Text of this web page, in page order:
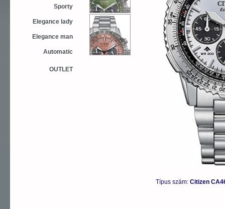
Sporty
Elegance lady
Elegance man
Automatic
OUTLET
Típus szám: Citizen